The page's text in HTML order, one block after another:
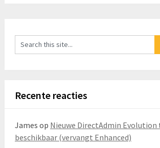
Recente reacties
James op Nieuwe DirectAdmin Evolution
beschikbaar (vervangt Enhanced)